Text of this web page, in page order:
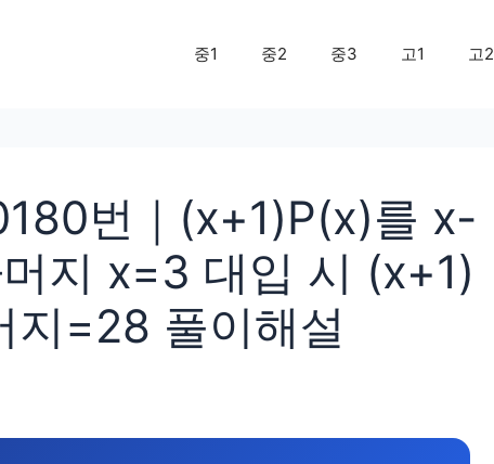
중1 중2 중3 고1 고2
번｜(x+1)P(x)를 x-
지 x=3 대입 시 (x+1)
지=28 풀이해설